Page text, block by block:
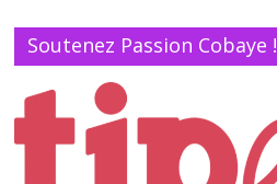
Soutenez Passion Cobaye !